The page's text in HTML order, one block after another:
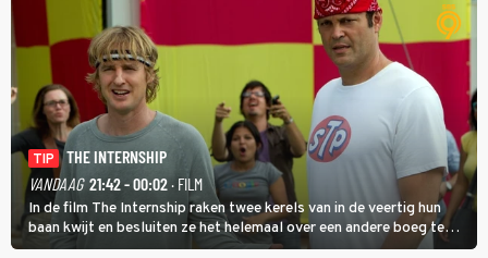
TIP
THE INTERNSHIP
VANDAAG 21:42 - 00:02· FILM
In de film The Internship raken twee kerels van in de veertig hun
baan kwijt en besluiten ze het helemaal over een andere boeg te
gooien door als stagiair aan de slag te gaan bij Google.